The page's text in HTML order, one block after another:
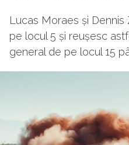
Lucas Moraes și Dennis
pe locul 5 și reușesc
general de pe locul 15